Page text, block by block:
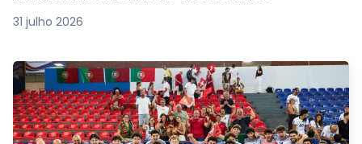
31 julho 2026